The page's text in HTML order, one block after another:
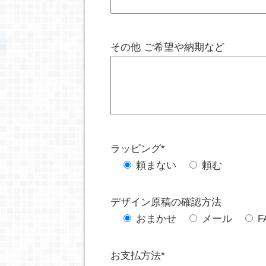
その他 ご希望や納期など
ラッピング*
頼まない
頼む
デザイン原稿の確認方法
おまかせ
メール
お支払方法*